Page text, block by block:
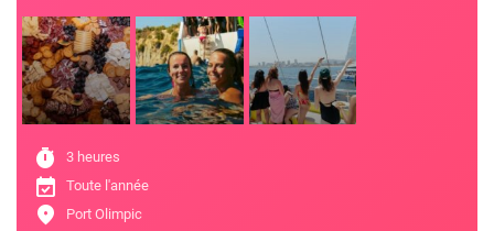
timer 3 heures
event_available Toute l'année
location_on Port Olimpic